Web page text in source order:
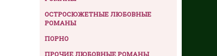
ОСТРОСЮЖЕТНЫЕ ЛЮБОВНЫЕ
РОМАНЫ
ПОРНО
ПРОЧИЕ ЛЮБОВНЫЕ РОМАНЫ